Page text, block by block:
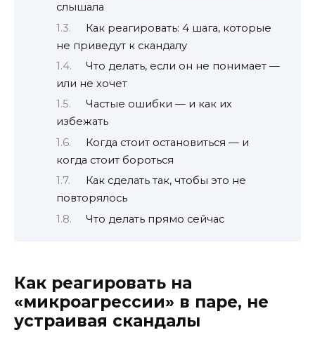
слышала
Как реагировать: 4 шага, которые
не приведут к скандалу
Что делать, если он не понимает —
или не хочет
Частые ошибки — и как их
избежать
Когда стоит остановиться — и
когда стоит бороться
Как сделать так, чтобы это не
повторялось
Что делать прямо сейчас
Как реагировать на
«микроагрессии» в паре, не
устраивая скандалы